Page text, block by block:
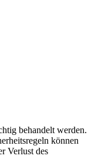
behandelt werden.
können
Verlust des